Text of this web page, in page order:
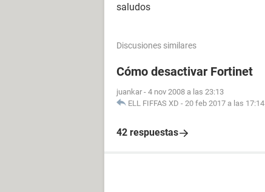
saludos
Discusiones similares
Cómo desactivar Fortinet
juankar - 4 nov 2008 a las 23:13
ELL FIFFAS XD - 20 feb 2017 a las 17:14
42 respuestas